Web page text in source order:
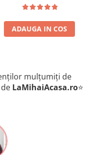
ADAUGA IN COS
mulțumiți de
LaMihaiAcasa.ro⭐